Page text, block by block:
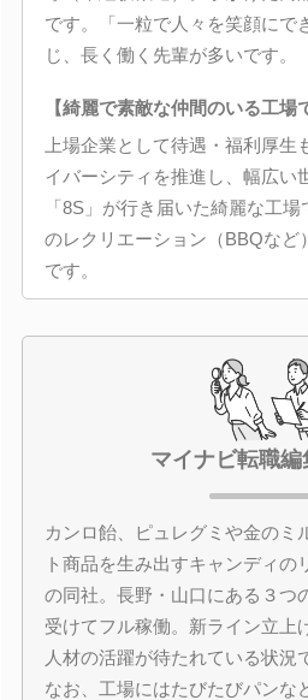
です。「一粒で人々を笑顔にで
じ、長く働く先輩が多いです。
【綺麗で素敵な仲間のいる工場
上場企業として待遇・福利厚
イバーシティを推進し、幅広い
「8S」が行き届いた綺麗な工
のレクリエーション（BBQなど
です。
マイナビ転職編
カンロ飴、ピュレグミや金のミ
ト商品を生み出すキャンディの
の同社。長野・山口にある３つ
受けてフル稼働。新ライン立上
人材の活躍が待たれている状況
なお、工場にはたびたびパンな